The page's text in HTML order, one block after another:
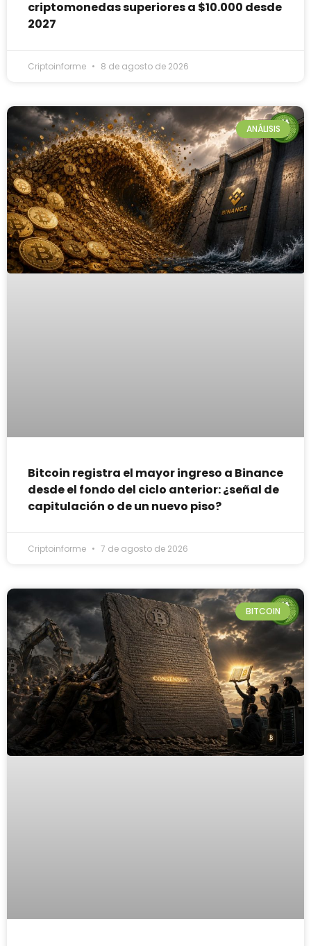
criptomonedas superiores a $10.000 desde
2027
Criptoinforme 8 de agosto de 2026
ANÁLISIS
Bitcoin registra el mayor ingreso a Binance
desde el fondo del ciclo anterior: ¿señal de
capitulación o de un nuevo piso?
Criptoinforme 7 de agosto de 2026
BITCOIN